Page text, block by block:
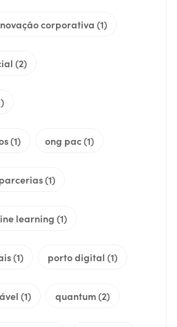
corporativa (1)
(2)
(1) ong pac(1)
parcerias(1)
learning (1)
(1) porto digital (1)
(1) quantum(2)